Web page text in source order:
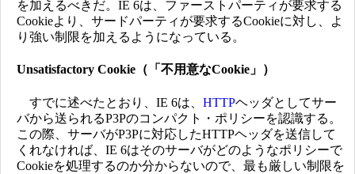
を加えるべきだ。IE 6は、ファーストパーティが要求する
Cookieより、サードパーティが要求するCookieに対し、よ
り強い制限を加えるようになっている。
Unsatisfactory Cookie（「不用意なCookie」）
すでに述べたとおり、IE 6は、 HTTPヘッダとしてサー
バから送られるP3Pのコンパクト・ポリシーを認識する。
この際、サーバがP3Pに対応したHTTPヘッダを送信して
くれなければ、IE 6はそのサーバがどのようなポリシーで
Cookieを処理するのか分からないので、最も厳しい制限を